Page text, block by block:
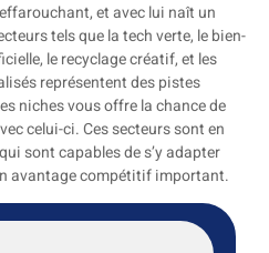
et avec lui naît un
tels que la tech verte, le bien-
le recyclage créatif, et les
représentent des pistes
niches vous offre la chance de
celui-ci. Ces secteurs sont en
sont capables de s’y adapter
avantage compétitif important.